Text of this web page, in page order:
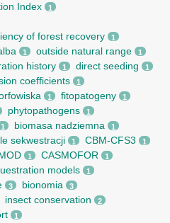
Index 1
of forest recovery 1
1 outside natural range 1
history 1 direct seeding 1
coefficients 1
1 fitopatogeny 1
phytopathogens 1
1 biomasa nadziemna 1
sekwestracji 1 CBM-CFS3 1
1 CASMOFOR 1
models 1
3 bionomia 3
insect conservation 2
1